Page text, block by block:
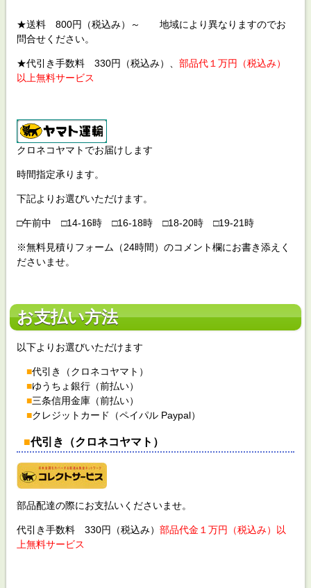
★送料 800円（税込み）～ 地域により異なりますのでお
問合せください。
★代引き手数料 330円（税込み）、 部品代１万円（税込み）
以上無料サービス
クロネコヤマトでお届けします
時間指定承ります。
下記よりお選びいただけます。
□午前中 □14-16時 □16-18時 □18-20時 □19-21時
※無料見積りフォーム（24時間）のコメント欄にお書き添えく
ださいませ。
お支払い方法
以下よりお選びいただけます
■代引き（クロネコヤマト）
■ゆうちょ銀行（前払い）
■三条信用金庫（前払い）
■クレジットカード（ペイパル Paypal）
■代引き（クロネコヤマト）
部品配達の際にお支払いくださいませ。
代引き手数料 330円（税込み） 部品代金１万円（税込み）以
上無料サービス